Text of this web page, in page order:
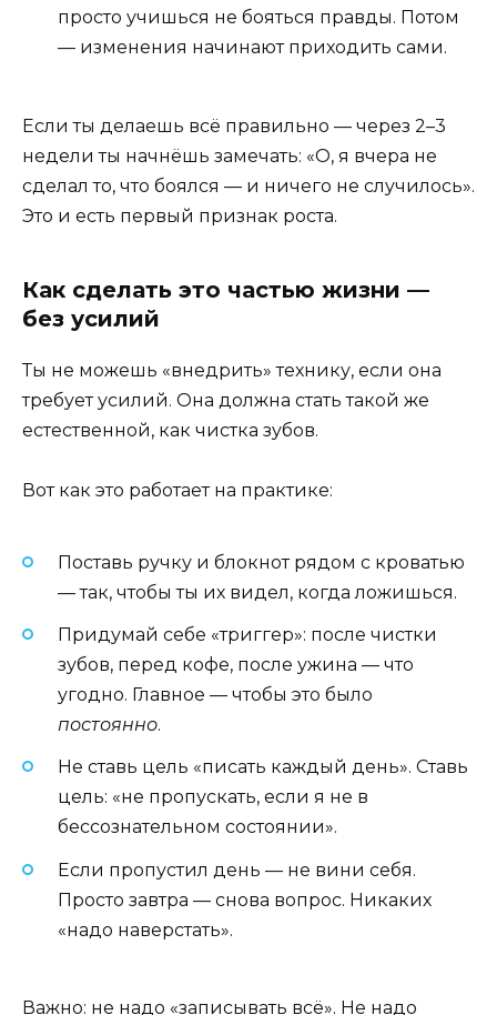
просто учишься не бояться правды. Потом
— изменения начинают приходить сами.
Если ты делаешь всё правильно — через 2–3
недели ты начнёшь замечать: «О, я вчера не
сделал то, что боялся — и ничего не случилось».
Это и есть первый признак роста.
Как сделать это частью жизни —
без усилий
Ты не можешь «внедрить» технику, если она
требует усилий. Она должна стать такой же
естественной, как чистка зубов.
Вот как это работает на практике:
Поставь ручку и блокнот рядом с кроватью
— так, чтобы ты их видел, когда ложишься.
Придумай себе «триггер»: после чистки
зубов, перед кофе, после ужина — что
угодно. Главное — чтобы это было
постоянно.
Не ставь цель «писать каждый день». Ставь
цель: «не пропускать, если я не в
бессознательном состоянии».
Если пропустил день — не вини себя.
Просто завтра — снова вопрос. Никаких
«надо наверстать».
Важно: не надо «записывать всё». Не надо